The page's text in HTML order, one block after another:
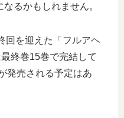
るかもしれません。
回を迎えた「フルアヘ
終巻15巻で完結して
発売される予定はあ